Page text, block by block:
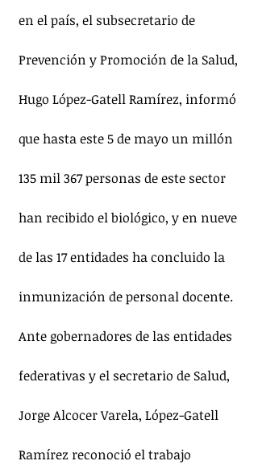
en el país, el subsecretario de
Prevención y Promoción de la Salud,
Hugo López-Gatell Ramírez, informó
que hasta este 5 de mayo un millón
135 mil 367 personas de este sector
han recibido el biológico, y en nueve
de las 17 entidades ha concluido la
inmunización de personal docente.
Ante gobernadores de las entidades
federativas y el secretario de Salud,
Jorge Alcocer Varela, López-Gatell
Ramírez reconoció el trabajo